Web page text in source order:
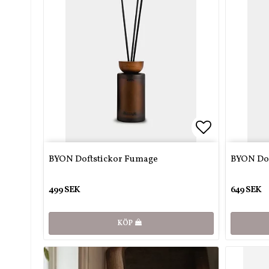
Lägg till i
Lägg till i
BYON Doftstickor Fumage
499 SEK
KÖP
BYON
649 SEK